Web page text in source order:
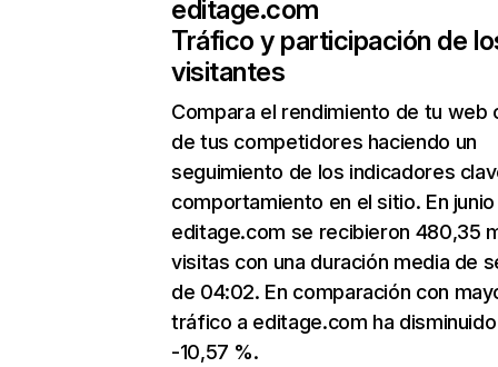
editage.com
Tráfico y participación de
visitantes
Compara el rendimiento de tu web
de tus competidores haciendo un
seguimiento de los indicadores
comportamiento en el sitio. En junio
editage.com se recibieron 480,35
visitas con una duración media de
de 04:02. En comparación con
tráfico a editage.com ha
-10,57 %.